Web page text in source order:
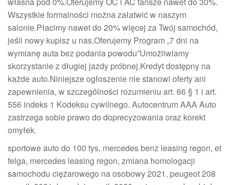
Wszystkie formalności można załatwić w naszym
salonie.Płacimy nawet do 20% więcej za Twój samochód,
jeśli nowy kupisz u nas.Oferujemy Program „7 dni na
wymianę auta bez podania powodu”Umożliwiamy
skorzystanie z długiej jazdy próbnej.Kredyt dostępny na
każde auto.Niniejsze ogłoszenie nie stanowi oferty ani
zapewnienia, w szczególności rozumieniu art. 66 § 1 i art.
556 indeks 1 Kodeksu cywilnego. Autocentrum AAA Auto
zastrzega sobie prawo do doprecyzowania oraz korekt
omyłek.
sportowe auto do 100 tys, mercedes benz leasing regon, et
felga, mercedes leasing regon, zmiana homologacji
samochodu ciężarowego na osobowy 2021, peugeot 208